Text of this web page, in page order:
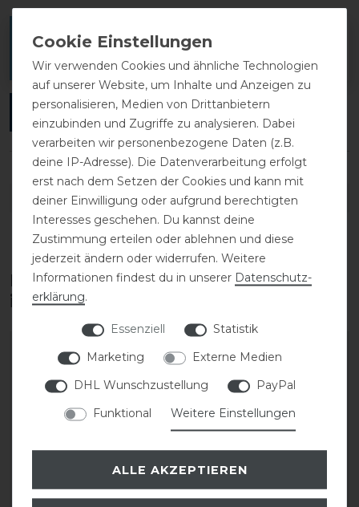
Melde dich an, um eine Kundenrezension zu
verfassen.
ANMELDEN
DETAILS ZUR PRODUKTSICHERHEIT
Diese Produkte könnten dich auch
interessieren
-10%
Wir verwenden Cookies und ähnliche Technologien
auf unserer Website, um Inhalte und Anzeigen zu
personalisieren, Medien von Drittanbietern
einzubinden und Zugriffe zu analysieren. Dabei
verarbeiten wir personenbezogene Daten (z.B.
deine IP-Adresse). Die Datenverarbeitung erfolgt
erst nach dem Setzen der Cookies und kann mit
deiner Einwilligung oder aufgrund berechtigten
Interesses geschehen. Du kannst deine
Zustimmung erteilen oder ablehnen und diese
jederzeit ändern oder widerrufen. Weitere
Informationen findest du in unserer Daten­schutz­
erklärung.
Essenziell
Statistik
Marketing
Externe Medien
DHL Wunschzustellung
PayPal
Funktional
Weitere Einstellungen
ALLE AKZEPTIEREN